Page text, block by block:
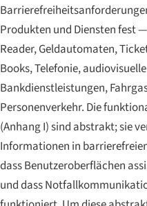
Produkten und Diensten fest
Reader, Geldautomaten,
Books, Telefonie,
Bankdienstleistungen,
Personenverkehr. Die
(Anhang I) sind abstrakt; sie
Informationen in
dass Benutzeroberflächen
und dass